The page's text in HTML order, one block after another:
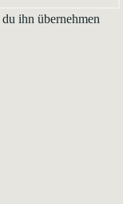
ihn übernehmen